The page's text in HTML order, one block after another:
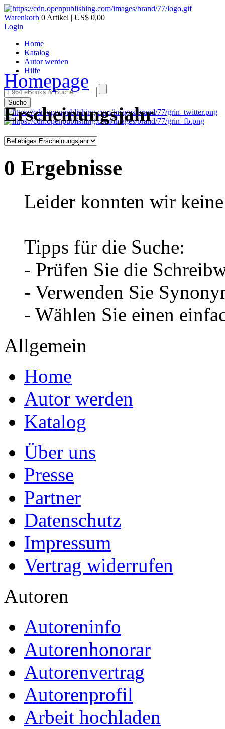
Warenkorb 0 Artikel | US$ 0,00
Login
Home
Katalog
Autor werden
Hilfe
Suche
Homepage
Erscheinungsjahr
0 Ergebnisse
Leider konnten wir
Tipps für die Suche:
- Prüfen Sie die
- Verwenden Sie
- Wählen Sie einen
Allgemein
Home
Autor werden
Katalog
Über uns
Presse
Partner
Datenschutz
Impressum
Vertrag widerrufen
Autoren
Autoreninfo
Autorenhonorar
Autorenvertrag
Autorenprofil
Arbeit hochladen